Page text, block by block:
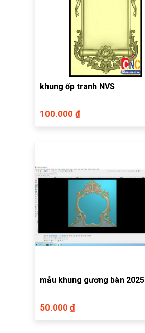
khung ốp tranh NVS
100.000 ₫
mẫu khung gương bàn 2025
50.000 ₫